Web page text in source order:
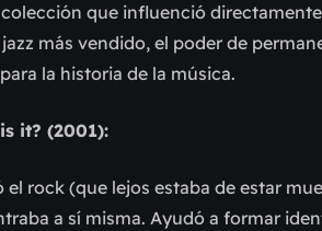
que influenció
más vendido, el poder de
la historia de la música.
it? (2001):
el rock (que lejos estaba de estar
a sí misma. Ayudó a formar